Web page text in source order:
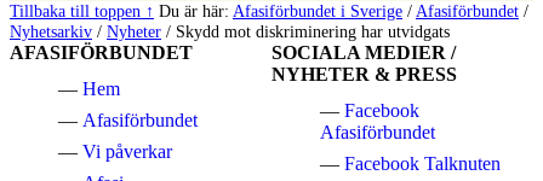
Tillbaka till toppen ↑ Du är här: Afasiförbundet i Sverige / Afasiförbundet /
Nyhetsarkiv / Nyheter / Skydd mot diskriminering har utvidgats
AFASIFÖRBUNDET
Hem
Afasiförbundet
Vi påverkar
SOCIALA MEDIER /
NYHETER & PRESS
Facebook
Afasiförbundet
Facebook Talknuten